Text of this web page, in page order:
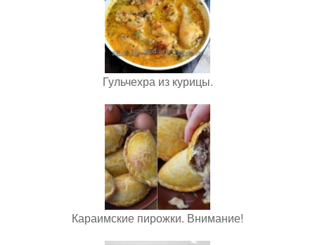
Гульчехра из курицы.
Караимские пирожки. Внимание!